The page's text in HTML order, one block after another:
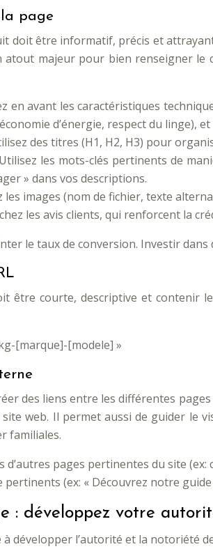
page
doit être informatif, précis et
atout majeur pour bien renseigner
en avant les caractéristiques
d’énergie, respect du linge),
des titres (H1, H2, H3) pour
Utilisez les mots-clés pertinents de
» dans vos descriptions.
les images (nom de fichier, texte
les avis clients, qui renforcent la
le taux de conversion. Investir
être courte, descriptive et
[marque]-[modele] »
des liens entre les différentes
web. Il permet aussi de guider le
familiales.
d’autres pages pertinentes du site
pertinents (ex: « Découvrez notre guide
: développez votre
développer l’autorité et la notoriété